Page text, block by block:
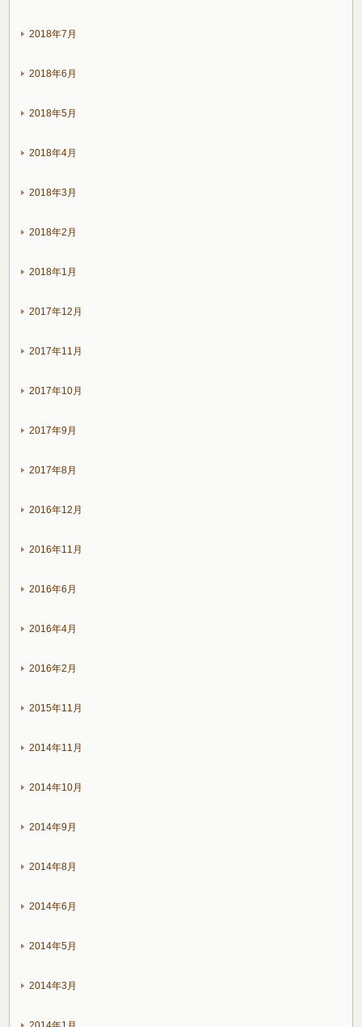
2018年7月
2018年6月
2018年5月
2018年4月
2018年3月
2018年2月
2018年1月
2017年12月
2017年11月
2017年10月
2017年9月
2017年8月
2016年12月
2016年11月
2016年6月
2016年4月
2016年2月
2015年11月
2014年11月
2014年10月
2014年9月
2014年8月
2014年6月
2014年5月
2014年3月